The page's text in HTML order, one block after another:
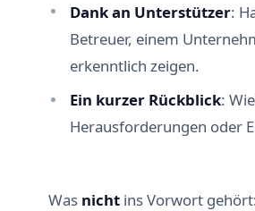
Dank an Unterstützer:
Betreuer, einem
erkenntlich zeigen.
Ein kurzer Rückblick:
Herausforderungen oder
Was nicht ins Vorwort